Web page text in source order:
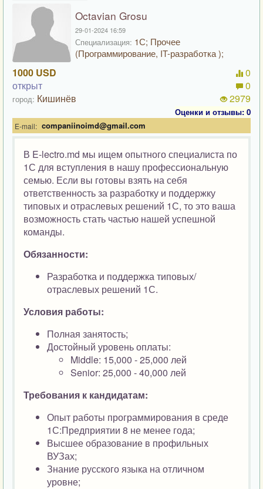
Octavian Grosu
29-01-2024 16:59
Специализация: 1С; Прочее
(Программирование, IT-разработка );
1000 USD
открыт
город: Кишинёв
0
0
2979
Оценки и отзывы: 0
E-mail: companiinoimd@gmail.com
В E-lectro.md мы ищем опытного специалиста по
1С для вступления в нашу профессиональную
семью. Если вы готовы взять на себя
ответственность за разработку и поддержку
типовых и отраслевых решений 1С, то это ваша
возможность стать частью нашей успешной
команды.
Обязанности:
Разработка и поддержка типовых/
отраслевых решений 1С.
Условия работы:
Полная занятость;
Достойный уровень оплаты:
Middle: 15,000 - 25,000 лей
Senior: 25,000 - 40,000 лей
Требования к кандидатам:
Опыт работы программирования в среде
1С:Предприятии 8 не менее года;
Высшее образование в профильных
ВУЗах;
Знание русского языка на отличном
уровне;